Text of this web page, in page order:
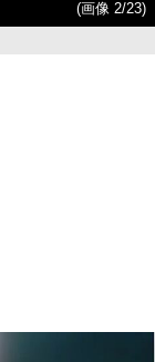
(画像 2/23)